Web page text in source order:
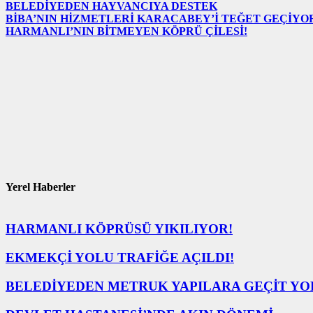
BELEDİYEDEN HAYVANCIYA DESTEK
BİBA’NIN HİZMETLERİ KARACABEY’İ TEĞET
HARMANLI’NIN BİTMEYEN KÖPRÜ ÇİLESİ!
Yerel Haberler
HARMANLI KÖPRÜSÜ YIKILIYOR!
EKMEKÇİ YOLU TRAFİĞE AÇILDI!
BELEDİYEDEN METRUK YAPILARA GEÇİT